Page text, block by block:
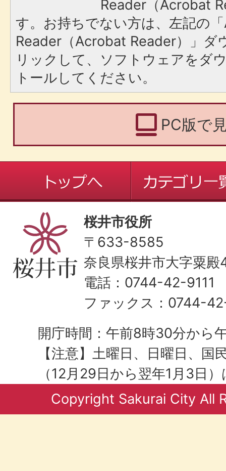
Reader（Acrobat
す。お持ちでない方は、左記の
Reader（Acrobat Reader）」ダ
リックして、ソフトウェアをダ
トールしてください。
PC版で
桜井市役所
〒633-8585
奈良県桜井市大字粟
電話：0744-42-9111
ファックス：0744-
開庁時間：午前8時30分から
【注意】土曜日、日曜日、国
（12月29日から翌年1月3日
Copyright Sakurai City All